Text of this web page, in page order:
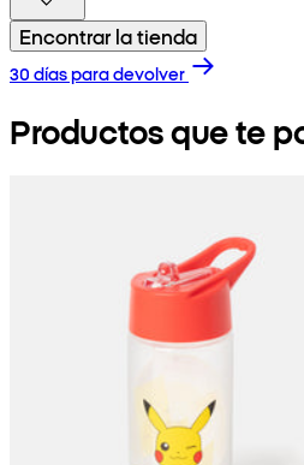
Encontrar la tienda
30 días para devolver
Productos que te